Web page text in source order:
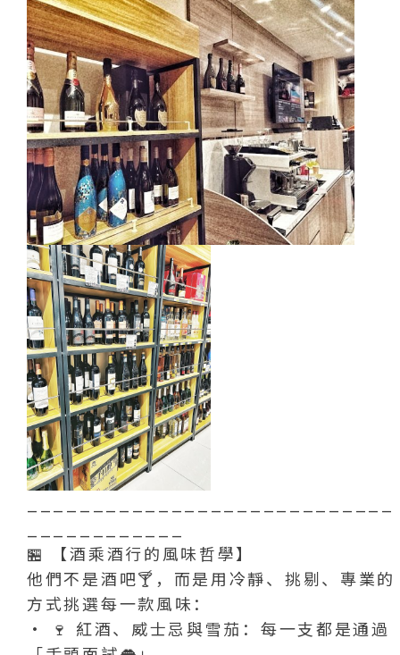
🏪 【酒乘酒行的風味哲學】
他們不是酒吧🍸，而是用冷靜、挑剔、專業的
方式挑選每一款風味：
• 🍷 紅酒、威士忌與雪茄：每一支都是通過